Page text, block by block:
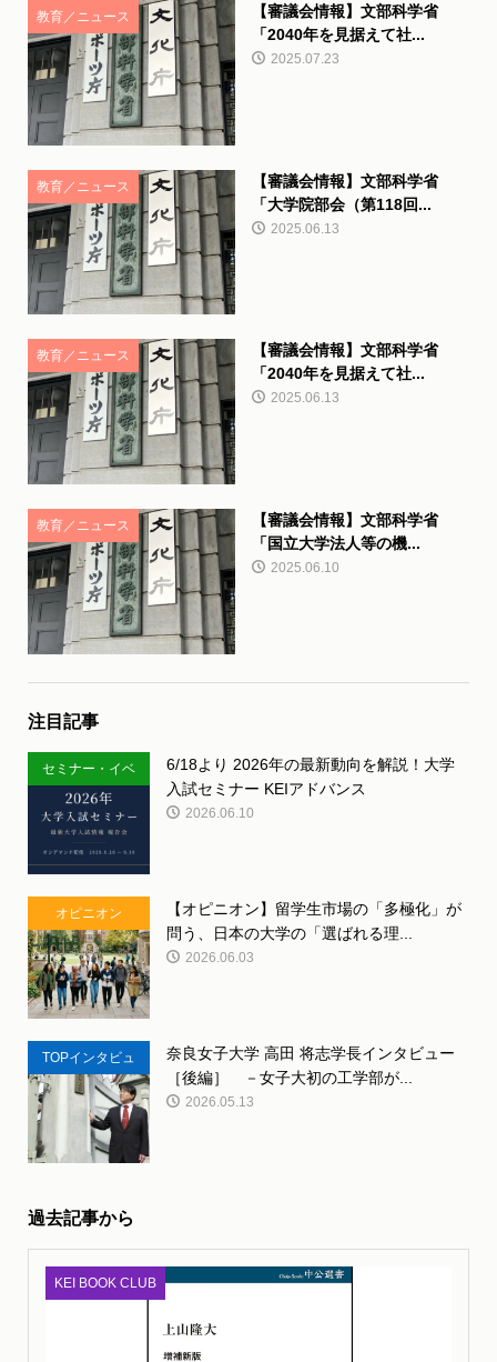
教育／ニュース
【審議会情報】文部科学省
「2040年を見据えて社...
2025.07.23
教育／ニュース
【審議会情報】文部科学省
「大学院部会（第118回...
2025.06.13
教育／ニュース
【審議会情報】文部科学省
「2040年を見据えて社...
2025.06.13
教育／ニュース
【審議会情報】文部科学省
「国立大学法人等の機...
2025.06.10
注目記事
セミナー・イベ
ント
6/18より 2026年の最新動向を解説！大学
入試セミナー KEIアドバンス
2026.06.10
オピニオン
【オピニオン】留学生市場の「多極化」が
問う、日本の大学の「選ばれる理...
2026.06.03
TOPインタビュ
ー
奈良女子大学 高田 将志学長インタビュー
［後編］ －女子大初の工学部が...
2026.05.13
過去記事から
KEI BOOK CLUB